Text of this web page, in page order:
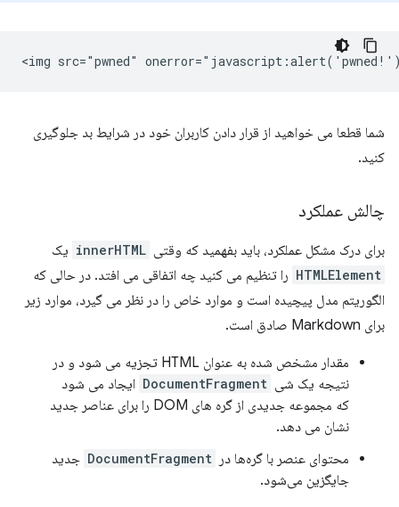
شما قطعا می خواهید از قرار دادن کاربران خود در شرایط بد جلوگیری
کنید.
چالش عملکرد
برای درک مشکل عملکرد، باید بفهمید که وقتی innerHTML یک
HTMLElement را تنظیم می کنید چه اتفاقی می افتد. در حالی که
الگوریتم مدل پیچیده است و موارد خاص را در نظر می گیرد، موارد زیر
برای Markdown صادق است.
مقدار مشخص شده به عنوان HTML تجزیه می شود و در
نتیجه یک شی DocumentFragment ایجاد می شود
که مجموعه جدیدی از گره های DOM را برای عناصر جدید
نشان می دهد.
محتوای عنصر با گره‌ها در DocumentFragment جدید
جایگزین می‌شود.